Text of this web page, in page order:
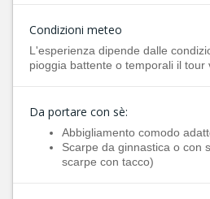
Condizioni meteo
L'esperienza dipende dalle
pioggia battente o temporali il tour
Da portare con sè:
Abbigliamento comodo
Scarpe da ginnastica o con
scarpe con tacco)